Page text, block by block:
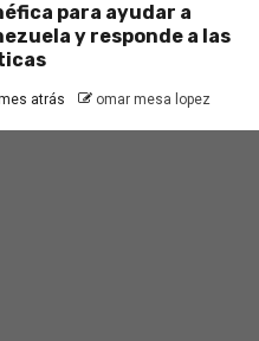
para ayudar a
y responde a las
atrás omar mesa lopez